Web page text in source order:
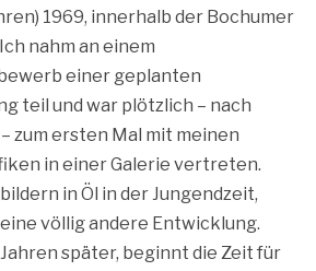
1969, innerhalb der Bochumer
nahm an einem
einer geplanten
teil und war plötzlich – nach
zum ersten Mal mit meinen
in einer Galerie vertreten.
in Öl in der Jungendzeit,
völlig andere Entwicklung.
später, beginnt die Zeit für